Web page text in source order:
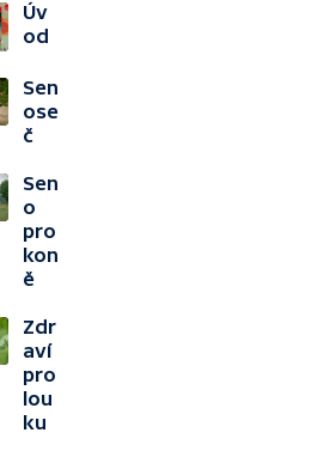
Úv
od
Sen
ose
č
Sen
o
pro
kon
ě
Zdr
aví
pro
lou
ku